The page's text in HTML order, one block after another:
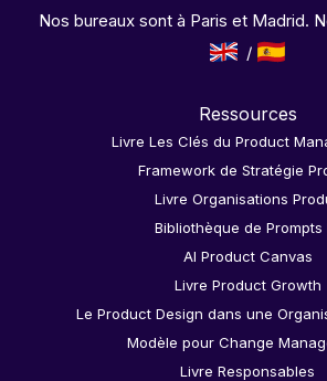
Nos bureaux sont à Paris et Madrid.
Ressources
Livre Les Clés du Product
Framework de Stratégie
Livre Organisations
Bibliothèque de Prompts
AI Product Canvas
Livre Product Growth
Le Product Design dans une
Modèle pour Change
Livre Responsables